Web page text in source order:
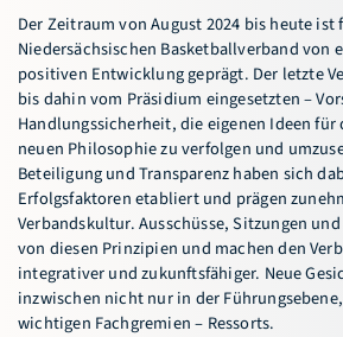
Der Zeitraum von August 2024 bis heute ist
Niedersächsischen Basketballverband von
positiven Entwicklung geprägt. Der letzte
bis dahin vom Präsidium eingesetzten –
Handlungssicherheit, die eigenen Ideen
neuen Philosophie zu verfolgen und
Beteiligung und Transparenz haben sich
Erfolgsfaktoren etabliert und prägen
Verbandskultur. Ausschüsse, Sitzungen
von diesen Prinzipien und machen den
integrativer und zukunftsfähiger. Neue
inzwischen nicht nur in der
wichtigen Fachgremien – Ressorts.